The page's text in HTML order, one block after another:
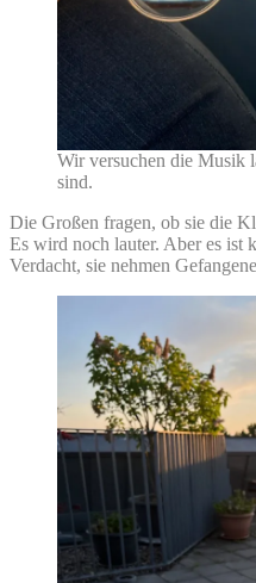
Wir versuchen die Musik
sind.
Die Großen fragen, ob sie die
Es wird noch lauter. Aber es ist
Verdacht, sie nehmen